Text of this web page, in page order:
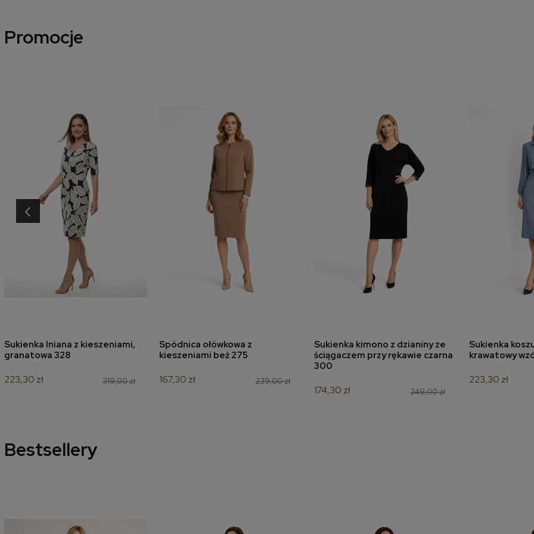
Promocje
dodaj do koszyka
Sukienka lniana z kieszeniami,
granatowa 328
319,00 zł
223,30 zł
dodaj do koszyka
Spódnica ołówkowa z
kieszeniami beż 275
239,00 zł
167,30 zł
dodaj do koszyka
Sukienka kimono z dzianiny ze
ściągaczem przy rękawie czarna
300
249,00 zł
174,30 zł
dodaj
Sukienka
krawatowy
223,30 zł
‹
Bestsellery